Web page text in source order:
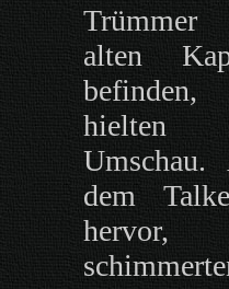
Trümmer
alten
befinden,
hielten
Umschau.
dem
hervor,